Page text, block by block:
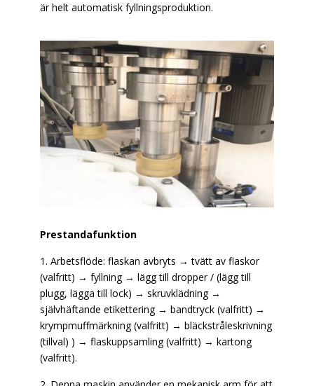
är helt automatisk fyllningsproduktion.
Prestandafunktion
1. Arbetsflöde: flaskan avbryts → tvätt av flaskor
(valfritt) → fyllning → lägg till dropper / (lägg till
plugg, lägga till lock) → skruvklädning →
självhäftande etikettering → bandtryck (valfritt) →
krympmuffmärkning (valfritt) → bläckstråleskrivning
(tillval) ) → flaskuppsamling (valfritt) → kartong
(valfritt).